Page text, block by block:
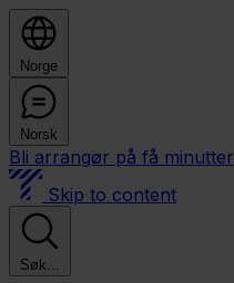
Norge
Norsk
Bli arrangør på få minutter
Skip to content
Søk...